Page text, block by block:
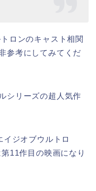
ロンのキャスト相関
参考にしてみてくだ
シリーズの超人気作
イジオブウルトロ
11作目の映画になり